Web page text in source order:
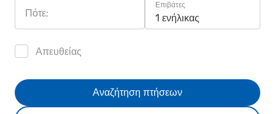
Πότε;
Επιβάτες
1 ενήλικας
Απευθείας
Αναζήτηση πτήσεων